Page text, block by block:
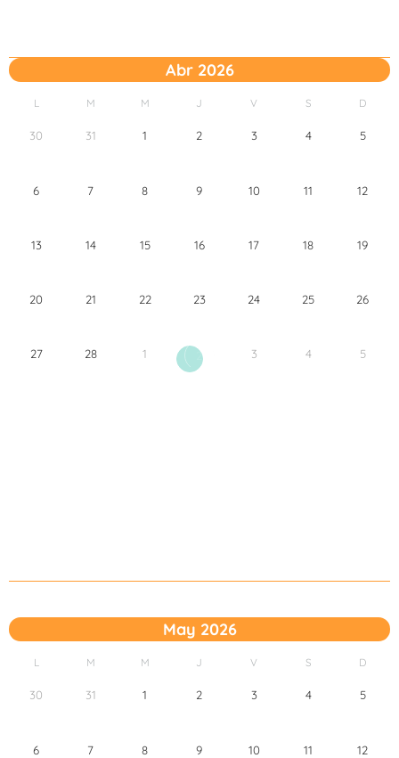
Abr 2026
L M M J V S D
30 31 1 2 3 4 5
6 7 8 9 10 11 12
13 14 15 16 17 18 19
20 21 22 23 24 25 26
27 28 1 2 3 4 5
May 2026
L M M J V S D
30 31 1 2 3 4 5
6 7 8 9 10 11 12